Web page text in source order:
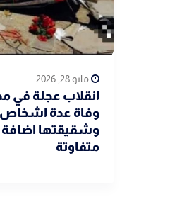
مايو 28, 2026
انقلاب عجلة في
وفاة عدة
وشقيقتها اضافة
متفاوتة